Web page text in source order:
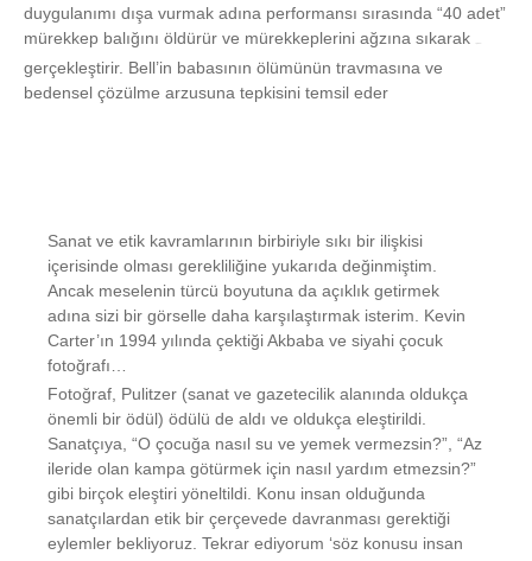
duygulanımı dışa vurmak adına performansı sırasında “40 adet”
mürekkep balığını öldürür ve mürekkeplerini ağzına sıkarak
gerçekleştirir. Bell’in babasının ölümünün travmasına ve
bedensel çözülme arzusuna tepkisini temsil eder
Sanat ve etik kavramlarının birbiriyle sıkı bir ilişkisi
içerisinde olması gerekliliğine yukarıda değinmiştim.
Ancak meselenin türcü boyutuna da açıklık getirmek
adına sizi bir görselle daha karşılaştırmak isterim. Kevin
Carter’ın 1994 yılında çektiği Akbaba ve siyahi çocuk
fotoğrafı…
Fotoğraf, Pulitzer (sanat ve gazetecilik alanında oldukça
önemli bir ödül) ödülü de aldı ve oldukça eleştirildi.
Sanatçıya, “O çocuğa nasıl su ve yemek vermezsin?”, “Az
ileride olan kampa götürmek için nasıl yardım etmezsin?”
gibi birçok eleştiri yöneltildi. Konu insan olduğunda
sanatçılardan etik bir çerçevede davranması gerektiği
eylemler bekliyoruz. Tekrar ediyorum ‘söz konusu insan